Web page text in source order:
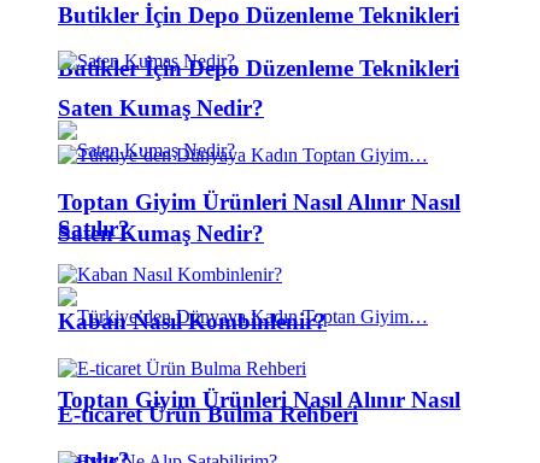
Butikler İçin Depo Düzenleme Teknikleri
Saten Kumaş Nedir?
Toptan Giyim Ürünleri Nasıl Alınır Nasıl
Butikler İçin Depo Düzenleme Teknikleri
Saten Kumaş Nedir?
Toptan Giyim Ürünleri Nasıl Alınır Nasıl
Satılır?
Kaban Nasıl Kombinlenir?
E-ticaret Ürün Bulma Rehberi